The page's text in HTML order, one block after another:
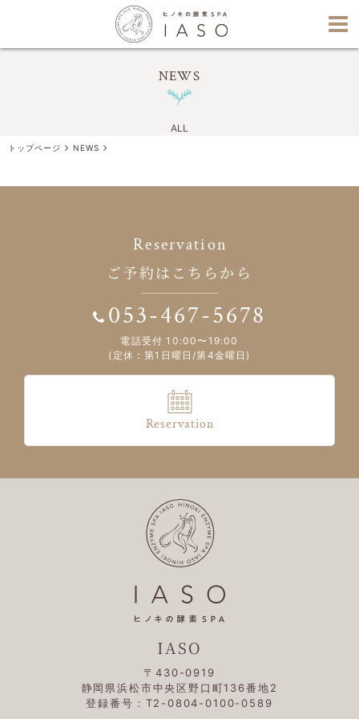
NEWS
ALL
トップページ NEWS
Reservation
ご予約はこちらから
053-467-5678
電話受付 10:00〜19:00
(定休：第1日曜日/第4金曜日)
Reservation
IASO
〒430-0919
静岡県浜松市中央区野口町136番地2
登録番号：T2-0804-0100-0589